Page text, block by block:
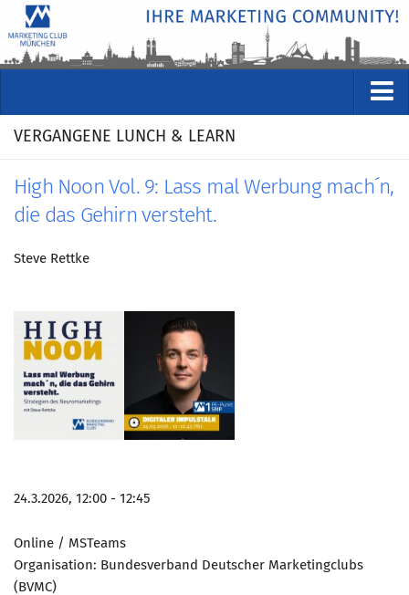
VERANSTALTUNGEN
Rückblicke
Veranstaltungsformate
STUDIO
Wer wir sind
Clubführung
Geschäftsstelle
Marketing Pioniere
Münchner Marketingpreis
Mentoring
Partnerschaften
VERGANGENE LUNCH & LEARN
High Noon Vol. 9: Lass mal Werbung mach´n,
die das Gehirn versteht.
Steve Rettke
24.3.2026, 12:00 - 12:45
Online / MSTeams
Organisation: Bundesverband Deutscher Marketingclubs
(BVMC)